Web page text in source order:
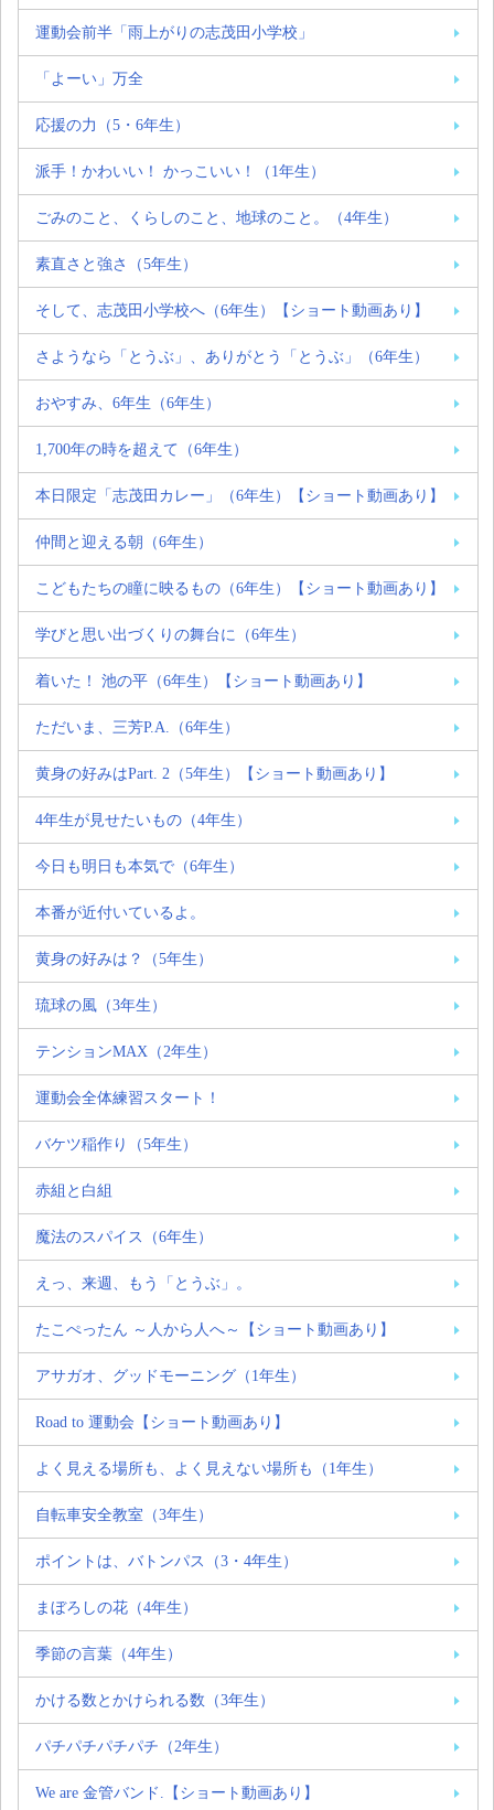
運動会前半「雨上がりの志茂田小学校」
「よーい」万全
応援の力（5・6年生）
派手！かわいい！ かっこいい！（1年生）
ごみのこと、くらしのこと、地球のこと。（4年生）
素直さと強さ（5年生）
そして、志茂田小学校へ（6年生）【ショート動画あり】
さようなら「とうぶ」、ありがとう「とうぶ」（6年生）
おやすみ、6年生（6年生）
1,700年の時を超えて（6年生）
本日限定「志茂田カレー」（6年生）【ショート動画あり】
仲間と迎える朝（6年生）
こどもたちの瞳に映るもの（6年生）【ショート動画あり】
学びと思い出づくりの舞台に（6年生）
着いた！ 池の平（6年生）【ショート動画あり】
ただいま、三芳P.A.（6年生）
黄身の好みはPart. 2（5年生）【ショート動画あり】
4年生が見せたいもの（4年生）
今日も明日も本気で（6年生）
本番が近付いているよ。
黄身の好みは？（5年生）
琉球の風（3年生）
テンションMAX（2年生）
運動会全体練習スタート！
バケツ稲作り（5年生）
赤組と白組
魔法のスパイス（6年生）
えっ、来週、もう「とうぶ」。
たこぺったん ～人から人へ～【ショート動画あり】
アサガオ、グッドモーニング（1年生）
Road to 運動会【ショート動画あり】
よく見える場所も、よく見えない場所も（1年生）
自転車安全教室（3年生）
ポイントは、バトンパス（3・4年生）
まぼろしの花（4年生）
季節の言葉（4年生）
かける数とかけられる数（3年生）
パチパチパチパチ（2年生）
We are 金管バンド.【ショート動画あり】